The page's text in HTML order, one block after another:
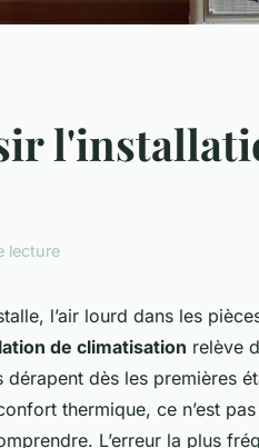
lecture
l’air lourd dans les
de climatisation relève
dès les premières
thermique, ce n’est
L’erreur la plus